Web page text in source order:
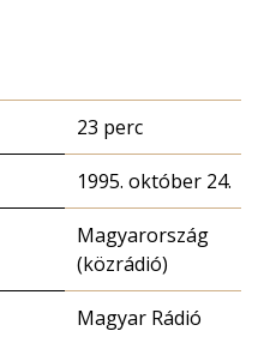
23 perc
1995. október 24.
Magyarország
(közrádió)
Magyar Rádió